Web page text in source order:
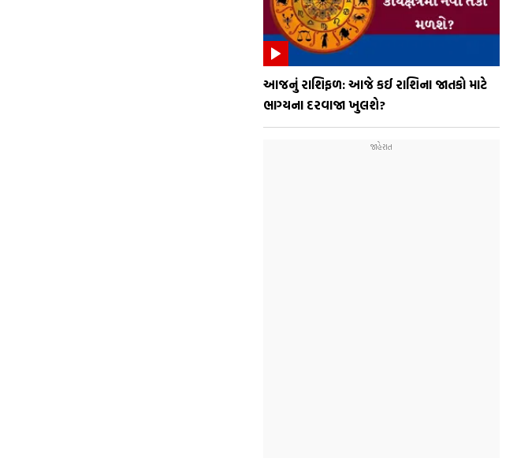
આજનું રાશિફળ: આજે કઈ રાશિના જાતકો માટે
ભાગ્યના દરવાજા ખુલશે?